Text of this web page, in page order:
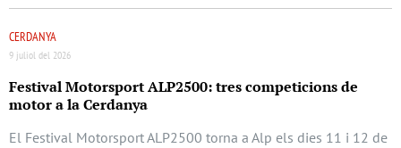
CERDANYA
9 juliol del 2026
Festival Motorsport ALP2500: tres competicions de
motor a la Cerdanya
El Festival Motorsport ALP2500 torna a Alp els dies 11 i 12 de